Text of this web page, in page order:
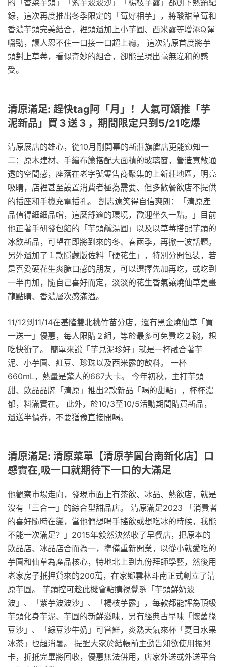
的「香菜芋頭」「紫芋波波沙」「楊枝芋露」都創下熱銷紀
錄，這次再度推出冬季限定的「莓好相芋」，將酸甜草莓和
香濃芋頭完美結合，裡頭還加上小芋圓、西米露等增添Q彈
嚼勁，讓人忍不住一口接一口超上癮。 這次清原首度將芋
頭對上草莓，看似奇妙的組合，卻能呈現出毫無違和的感
受。
清原滿足: 趕快tag阿「月」！人氣可頌推「芋
泥新品」買３送３，期間限定只到5/21吃爆
清原展店的雄心，從10月剛開幕的新莊旗艦店更能窺知一
二：原木建材、手繪布簾搭配大面積的玻璃窗，營造寬敞通
透的空間感，座落在老字號零售商聚集的上新莊地區，明亮
吸睛，店裡甚至設置消費者極為需要、但多數餐飲店不提供
的插座和手機充電插孔。 劉志遠笑得自信爽朗：「清原產
品值得細細品嚐，這麼舒適的環境，歡迎坐久一點。」目前
他正著手研發包餡的「芋頭鹹湯圓」以及以草莓搭配芋頭的
冰飲新品，可望在即將到來的冬、春兩季，再掀一波話題。
另外還加了１款隱藏版佐料「硬花生」，特別分開包裝，若
是喜愛硬花生爽脆口感的朋友，可以選擇先加再吃，或吃到
一半再加，隨自己喜好而定，淡淡的花生香氣讓燒仙草更畫
龍點睛、香濃層次感滿溢。
11/12到11/14在基隆雙北桃竹苗分店，還有黑金燒仙草「買
一送一」優惠，每人限購２組，等於最多可免費吃２碗，想
吃快衝了。 簡單來說「芋見泥珍好」就是一杯融合著芋
泥、小芋圓、紅豆、珍珠以及西米露的飲料。 一杯
660mL，熱量是驚人的667大卡。 今年初秋，主打芋頭
甜、飲品品牌「清原」推出2款新品「喝的甜點」，杯杯濃
郁，料滿實在。 此外，於10/3至10/5活動期間購買新品，
還送半價券，不要猶豫直接開喝。
清原滿足: 清原菜單【清原芋圓台南新化店】口
感實在,吸一口就期待下一口的大滿足
他觀察市場走向，發現市面上有茶飲、冰品、熱飲店，就是
沒有「三合一」的綜合型甜品店。 清原滿足2023 「消費者
的喜好隨時在變，當他們想喝手搖飲或想吃冰的時候，我能
不能一次滿足？」2015年毅然決然收了早餐店，把原本的
飲品店、冰品店合而為一，準備重新開業，以從小就愛吃的
芋圓和仙草為產品核心，特地北上到九份拜師學藝，然後用
老家房子抵押貸來的200萬，在家鄉雲林斗南正式創立了清
原芋圓。 芋頭控可趁此機會點購視覺系「芋頭鮮奶波
波」、「紫芋波波沙」、「楊枝芋露」，每款都能評為頂級
芋頭化身芋泥、芋圓的新鮮滋味，另有經典古早味「懷舊綠
豆沙」、「綠豆沙牛奶」可嘗鮮，炎熱天氣來杯「夏日水果
冰茶」也超消暑。 提醒大家於結帳前主動告知欲使用振興
卡，折抵完畢將回收，優惠無法併用，店家外送或外送平台